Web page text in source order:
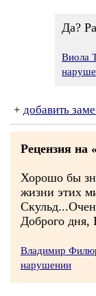
Да?
Виола
+ добавить
Рецензия на
Хорошо бы
жизни этих
Доброго дня,
Владимир
нарушении